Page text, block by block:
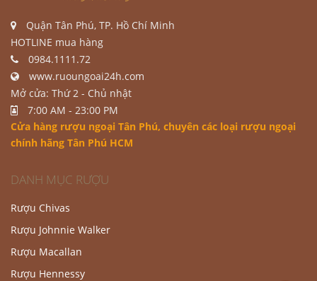
Quận Tân Phú, TP. Hồ Chí Minh
HOTLINE mua hàng
0984.1111.72
www.ruoungoai24h.com
Mở cửa: Thứ 2 - Chủ nhật
7:00 AM - 23:00 PM
Cửa hàng rượu ngoại Tân Phú, chuyên các loại rượu ngoại
chính hãng Tân Phú HCM
DANH MỤC RƯỢU
Rượu Chivas
Rượu Johnnie Walker
Rượu Macallan
Rượu Hennessy